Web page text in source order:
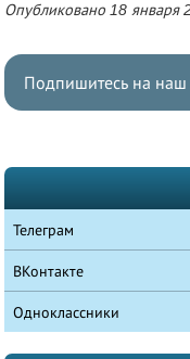
Опубликовано 18 января
Подпишитесь на наш
Телеграм
ВКонтакте
Одноклассники